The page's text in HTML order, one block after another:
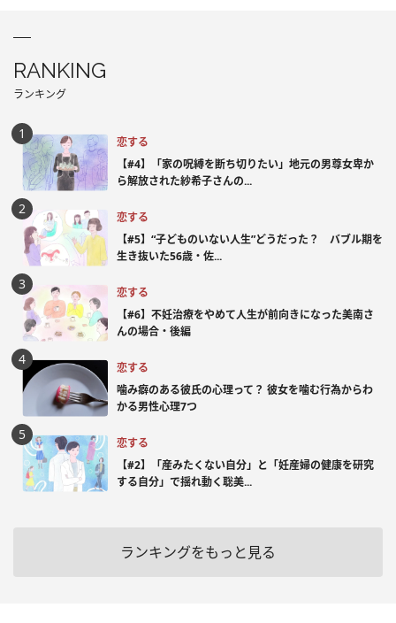
RANKING
ランキング
恋する
【#4】「家の呪縛を断ち切りたい」地元の男尊女卑か
ら解放された紗希子さんの...
恋する
【#5】“子どものいない人生”どうだった？ バブル期を
生き抜いた56歳・佐...
恋する
【#6】不妊治療をやめて人生が前向きになった美南さ
んの場合・後編
恋する
噛み癖のある彼氏の心理って？ 彼女を噛む行為からわ
かる男性心理7つ
恋する
【#2】「産みたくない自分」と「妊産婦の健康を研究
する自分」で揺れ動く聡美...
ランキングをもっと見る